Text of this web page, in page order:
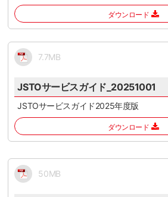
ダウンロード
7.7MB
JSTOサービスガイド_20251001
JSTOサービスガイド2025年度版
ダウンロード
50MB